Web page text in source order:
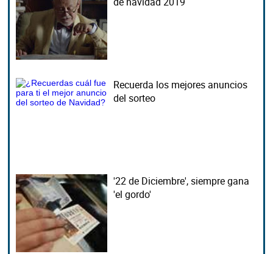
Recuerda los mejores anuncios
del sorteo
'22 de Diciembre', siempre gana
'el gordo'